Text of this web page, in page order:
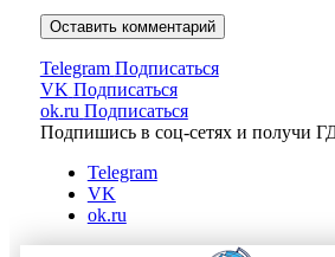
Telegram Подписаться
VK Подписаться
ok.ru Подписаться
Подпишись в соц-сетях и получи
Telegram
VK
ok.ru